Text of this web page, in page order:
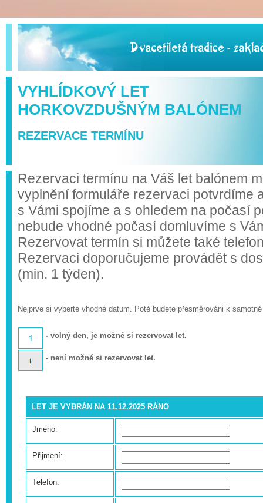
VYHLÍDKOVÝ LET
HORKOVZDUŠNÝM BALÓNEM
REZERVACE TERMÍNU
Rezervaci termínu na Váš let balónem
vyplnění formuláře rezervaci potvrdíme
s Vámi spojíme a s ohledem na počasí
nebude vhodné počasí domluvíme s
Rezervovat termín si můžete také
Rezervaci doporučujeme provádět s
(min. 1 týden).
Nejprve si vyberte vhodné datum. Poté budete přesměrováni k
- volný den, je možné si rezervovat let.
- není možné si rezervovat let.
LET JE VYBRÁN NA 11.12.2025 RÁNO
Jméno:
Přijmení:
Telefon: